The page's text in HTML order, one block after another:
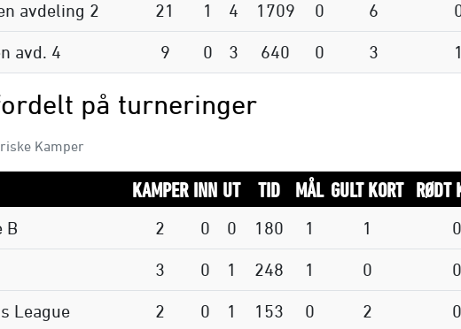
avdeling 2 21 1 4 1709 0 6
avd. 4 9 0 3 640 0 3 1
på turneringer
Kamper
KAMPER INN UT TID MÅL GULT KORT RØDT
B 2 0 0 180 1 1 0
3 0 1 248 1 0 0
League 2 0 1 153 0 2 0